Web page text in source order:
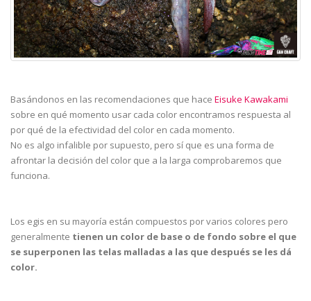
Basándonos en las recomendaciones que hace Eisuke Kawakami
sobre en qué momento usar cada color encontramos respuesta al
por qué de la efectividad del color en cada momento.
No es algo infalible por supuesto, pero sí que es una forma de
afrontar la decisión del color que a la larga comprobaremos que
funciona.
Los egis en su mayoría están compuestos por varios colores pero
generalmente tienen un color de base o de fondo sobre el que
se superponen las telas malladas a las que después se les dá
color.